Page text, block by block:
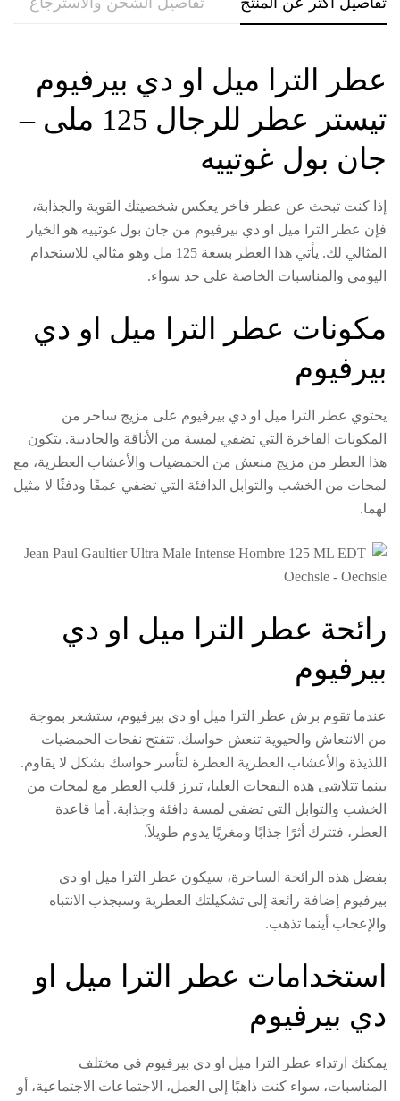
عطر الترا ميل او دي بيرفيوم
تيستر عطر للرجال 125 ملى –
جان بول غوتييه
إذا كنت تبحث عن عطر فاخر يعكس شخصيتك القوية والجذابة،
فإن عطر الترا ميل او دي بيرفيوم من جان بول غوتييه هو الخيار
المثالي لك. يأتي هذا العطر بسعة 125 مل وهو مثالي للاستخدام
اليومي والمناسبات الخاصة على حد سواء.
مكونات عطر الترا ميل او دي
بيرفيوم
يحتوي عطر الترا ميل او دي بيرفيوم على مزيج ساحر من
المكونات الفاخرة التي تضفي لمسة من الأناقة والجاذبية. يتكون
هذا العطر من مزيج منعش من الحمضيات والأعشاب العطرية، مع
لمحات من الخشب والتوابل الدافئة التي تضفي عمقًا ودفئًا لا مثيل
لهما.
رائحة عطر الترا ميل او دي
بيرفيوم
عندما تقوم برش عطر الترا ميل او دي بيرفيوم، ستشعر بموجة
من الانتعاش والحيوية تنعش حواسك. تتفتح نفحات الحمضيات
اللذيذة والأعشاب العطرية العطرة لتأسر حواسك بشكل لا يقاوم.
بينما تتلاشى هذه النفحات العليا، تبرز قلب العطر مع لمحات من
الخشب والتوابل التي تضفي لمسة دافئة وجذابة. أما قاعدة
العطر، فتترك أثرًا جذابًا ومغريًا يدوم طويلاً.
بفضل هذه الرائحة الساحرة، سيكون عطر الترا ميل او دي
بيرفيوم إضافة رائعة إلى تشكيلتك العطرية وسيجذب الانتباه
والإعجاب أينما تذهب.
استخدامات عطر الترا ميل او
دي بيرفيوم
يمكنك ارتداء عطر الترا ميل او دي بيرفيوم في مختلف
المناسبات، سواء كنت ذاهبًا إلى العمل، الاجتماعات الاجتماعية، أو